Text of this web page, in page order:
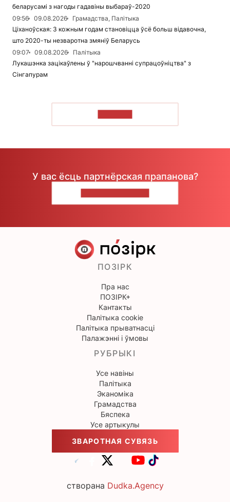
беларусамі з нагоды гадавіны выбараў-2020
09:56
09.08.2026
Грамадства, Палітыка
Ціханоўская: З кожным годам становіцца ўсё больш відавочна,
што 2020-ты незваротна змяніў Беларусь
09:07
09.08.2026
Палітыка
Лукашэнка зацікаўлены ў "нарошчванні супрацоўніцтва" з
Сінгапурам
У вас ёсць партнёрская прапанова?
ПОЗІРК
Пра нас
ПОЗІРК+
Кантакты
Палітыка cookie
Палітыка прыватнасці
Палажэнні і ўмовы
РУБРЫКІ
Усе навіны
Палітыка
Эканоміка
Грамадства
Бяспека
Усе артыкулы
ЗВАРОТНАЯ СУВЯЗЬ
створана Dudka.Agency